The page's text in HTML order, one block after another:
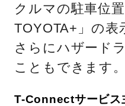
クルマの駐車位
TOYOTA+」の表
さらにハザード
こともできます。
T-Connectサービス